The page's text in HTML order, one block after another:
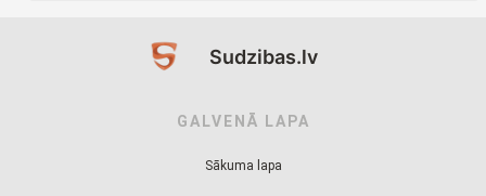
Sudzibas.lv
GALVENĀ LAPA
Sākuma lapa